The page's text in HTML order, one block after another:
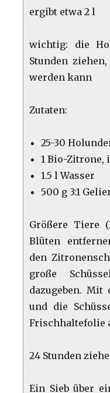
ergibt etwa 2 l
wichtig: die
Stunden
werden kann
Zutaten:
25-30
1 Bio-Zitrone,
1.5 l Wasser
500 g 3:1
Größere Tiere
Blüten
den
große
dazugeben. Mit
und die
Frischhaltefolie
24 Stunden
Ein Sieb über